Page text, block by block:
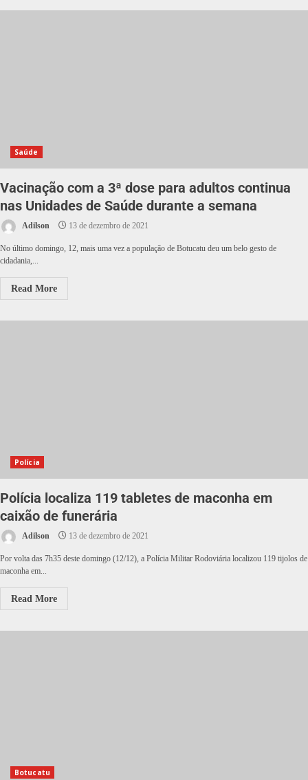
Saúde
Vacinação com a 3ª dose para adultos continua
nas Unidades de Saúde durante a semana
Adilson 13 de dezembro de 2021
No último domingo, 12, mais uma vez a população de Botucatu deu um belo gesto de
cidadania,...
Read More
Polícia
Polícia localiza 119 tabletes de maconha em
caixão de funerária
Adilson 13 de dezembro de 2021
Por volta das 7h35 deste domingo (12/12), a Polícia Militar Rodoviária localizou 119 tijolos de
maconha em...
Read More
Botucatu